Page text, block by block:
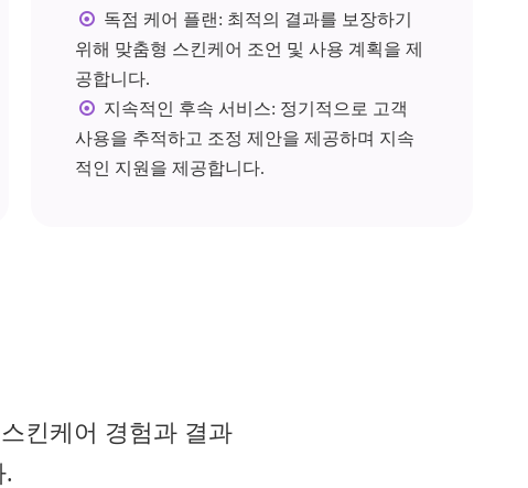
 독점 케어 플랜: 최적의 결과를 보장하기
위해 맞춤형 스킨케어 조언 및 사용 계획을 제
공합니다.
 지속적인 후속 서비스: 정기적으로 고객
사용을 추적하고 조정 제안을 제공하며 지속
적인 지원을 제공합니다.
킨케어 경험과 결과